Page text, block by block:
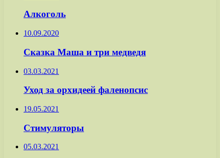
Алкоголь
10.09.2020
Сказка Маша и три медведя
03.03.2021
Уход за орхидеей фаленопсис
19.05.2021
Стимуляторы
05.03.2021